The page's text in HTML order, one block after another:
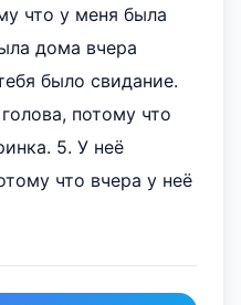
что у меня была
дома вчера
было свидание.
потому что
5. У неё
что вчера у неё